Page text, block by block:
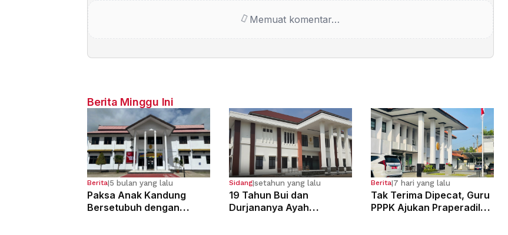
Memuat komentar…
Berita Minggu Ini
Berita|5 bulan yang lalu
Paksa Anak Kandung
Bersetubuh dengan
Sidang|setahun yang lalu
19 Tahun Bui dan
Durjananya Ayah
Berita|7 hari yang lalu
Tak Terima Dipecat, Guru
PPPK Ajukan Praperadilan